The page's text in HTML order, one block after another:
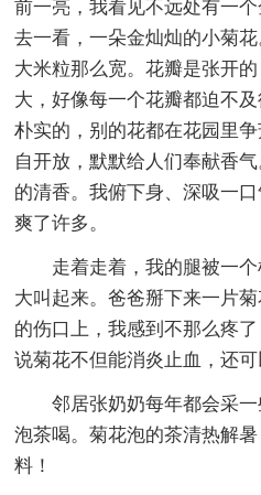
前一亮，我看见不远处有一
去一看，一朵金灿灿的小菊
大米粒那么宽。花瓣是张开
大，好像每一个花瓣都迫不
朴实的，别的花都在花园里
自开放，默默给人们奉献香
的清香。我俯下身、深吸一
爽了许多。
走着走着，我的腿被一
大叫起来。爸爸掰下来一片
的伤口上，我感到不那么疼
说菊花不但能消炎止血，还可
邻居张奶奶每年都会采
泡茶喝。菊花泡的茶清热解
料！